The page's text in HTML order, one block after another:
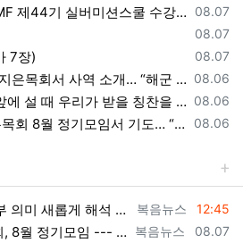
등록일
08.07
44기 실버미션스쿨 수강생 모집
등록일
08.07
등록일
08.07
7장)
등록일
08.06
해군 함정마다 예배 공동체 세우는 일에 기도와 협력을”
등록일
08.06
때 우리가 받을 칭찬을 생각하라”
등록일
08.06
… “은목회 모든 순서 위에 하나님의 영광 나타나게 하소서”
등록자
복음뉴스 등록일
12:45
자" [2026년 8월 8일 토요일 자 뉴욕일보 기사] ==> ht…
등록자
복음뉴스 등록일
08.07
" [2026년 8월 7일 금요일 자 뉴욕일보 기사] ==> https…